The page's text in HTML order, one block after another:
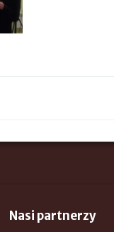
Nasi partnerzy